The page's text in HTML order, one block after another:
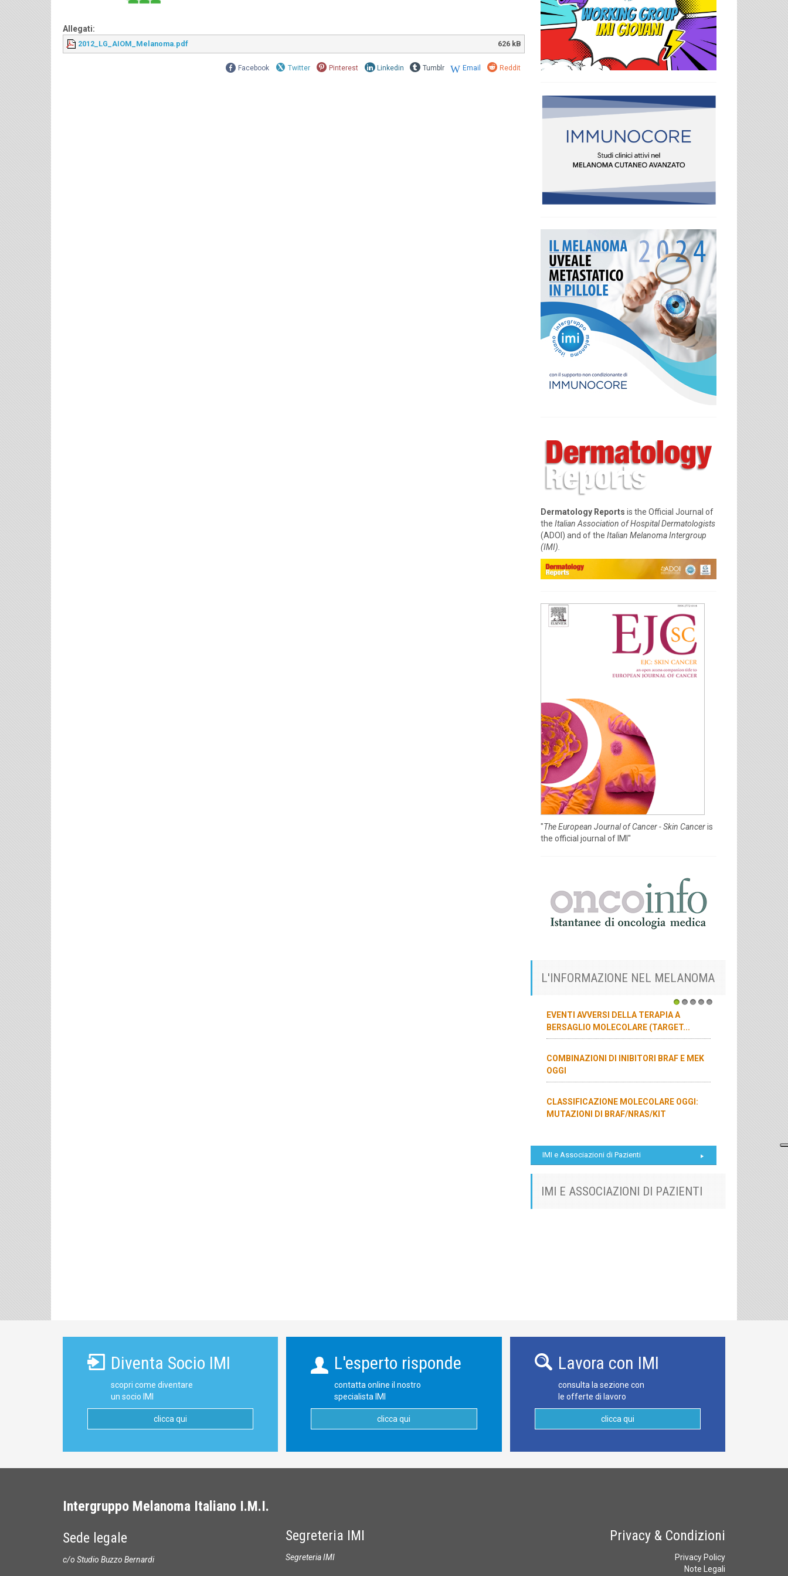
Allegati:
2012_LG_AIOM_Melanoma.pdf 626 kB
Facebook Twitter Pinterest Linkedin Tumblr Email Reddit
Dermatology Reports is the Official Journal of
the Italian Association of Hospital Dermatologists
(ADOI) and of the Italian Melanoma Intergroup
(IMI).
"The European Journal of Cancer - Skin Canceris
the official journal of IMI"
L'INFORMAZIONE NEL MELANOMA
1
EVENTI AVVERSI DELLA TERAPIA A
BERSAGLIO MOLECOLARE (TARGET...
COMBINAZIONI DI INIBITORI BRAF E MEK
OGGI
CLASSIFICAZIONE MOLECOLARE OGGI:
MUTAZIONI DI BRAF/NRAS/KIT
IMI e Associazioni di Pazienti
IMI E ASSOCIAZIONI DI PAZIENTI
Diventa Socio IMI
scopri come diventare
un socio IMI
clicca qui
L'esperto risponde
contatta online il nostro
specialista IMI
clicca qui
Lavora con IMI
consulta la sezione con
le offerte di lavoro
clicca qui
Intergruppo Melanoma Italiano I.M.I.
Sede legale
c/o Studio Buzzo Bernardi
Segreteria IMI
Segreteria IMI
Privacy & Condizioni
Privacy Policy
Note Legali